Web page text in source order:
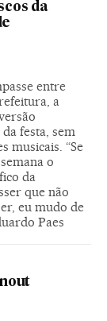
da
entre
a
festa, sem
musicais. “Se
o
da
que não
eu mudo de
Paes